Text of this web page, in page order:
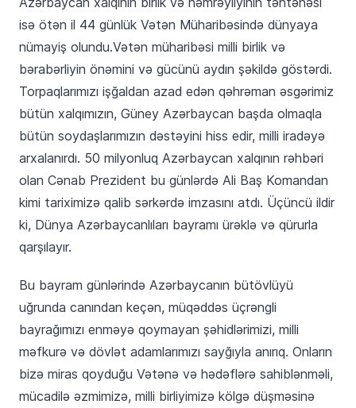
isə ötən il 44 günlük Vətən Müharibəsində dünyaya
nümayiş olundu.Vətən müharibəsi milli birlik və
bərabərliyin önəmini və gücünü aydın şəkildə göstərdi.
Torpaqlarımızı işğaldan azad edən qəhrəman əsgərimiz
bütün xalqımızın, Güney Azərbaycan başda olmaqla
bütün soydaşlarımızın dəstəyini hiss edir, milli iradəyə
arxalanırdı. 50 milyonluq Azərbaycan xalqının rəhbəri
olan Cənab Prezident bu günlərdə Ali Baş Komandan
kimi tariximizə qalib sərkərdə imzasını atdı. Üçüncü ildir
ki, Dünya Azərbaycanlıları bayramı ürəklə və qürurla
qarşılayır.
Bu bayram günlərində Azərbaycanın bütövlüyü
uğrunda canından keçən, müqəddəs üçrəngli
bayrağımızı enməyə qoymayan şəhidlərimizi, milli
məfkurə və dövlət adamlarımızı sayğıyla anırıq. Onların
bizə miras qoyduğu Vətənə və hədəflərə sahiblənməli,
mücadilə əzmimizə, milli birliyimizə kölgə düşməsinə